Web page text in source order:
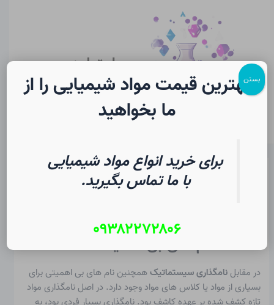
سایت لرن
شیمی
نام های رایج در شیمی
۱. منشأ نام های بی اهمیت
در مقابلنامگذاری سیستماتیک همچنین نام های بی اهمیتی برای
بسیاری از مواد یا کلاس های مواد وجود دارد. در اصل نامگذاری مواد
تازه کشف شده بر عهده کاشف بود. نامگذاری بسیار فردی بود، به
بهترین قیمت مواد شیمیایی را از
ما بخواهید
برای خرید انواع مواد شیمیایی
با ما تماس بگیرید.
۰۹۳۸۲۲۷۲۸۰۶
بستن